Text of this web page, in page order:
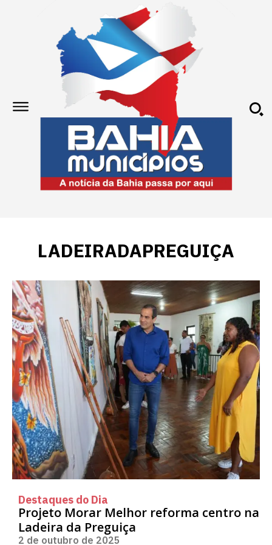
LADEIRADAPREGUIÇA
Destaques do Dia
Projeto Morar Melhor reforma centro na
Ladeira da Preguiça
2 de outubro de 2025